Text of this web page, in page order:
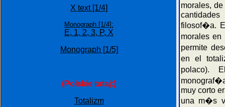
X text [1/4]
Monograph [1/4]:
E, 1, 2, 3, P, X
Monograph [1/5]
(Polskie tutaj:)
Totalizm
morales,
filosof�a.
morales
permite
en el
polaco).
muy corto
una m�s